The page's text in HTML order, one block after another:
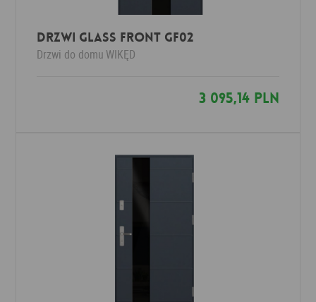
Drzwi Glass Front GF02
Drzwi do domu WIKĘD
3 095,14 PLN